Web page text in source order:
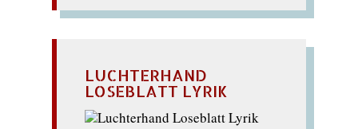
LUCHTERHAND
LOSEBLATT LYRIK